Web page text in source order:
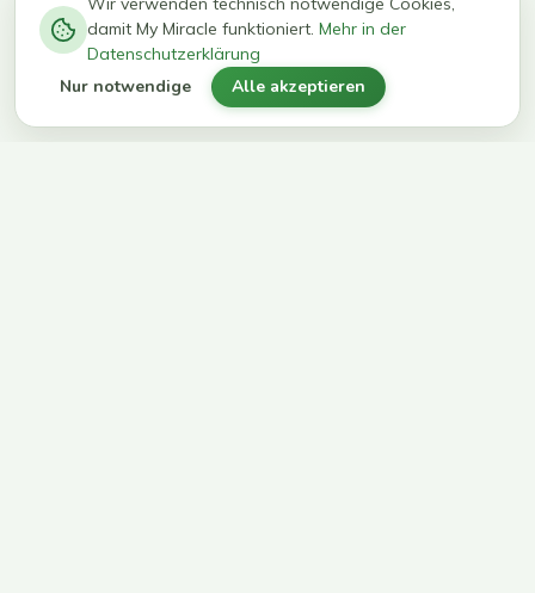
kg in 12
Wochen
erreichen
ihr Ziel
damit My Miracle funktioniert. Mehr in der
Datenschutzerklärung
Nur notwendige Alle akzeptieren